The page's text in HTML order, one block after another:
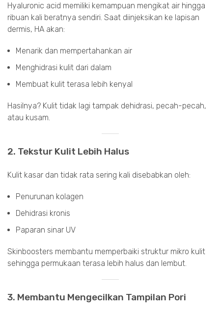
Hyaluronic acid memiliki kemampuan mengikat air hingga
ribuan kali beratnya sendiri. Saat diinjeksikan ke lapisan
dermis, HA akan:
Menarik dan mempertahankan air
Menghidrasi kulit dari dalam
Membuat kulit terasa lebih kenyal
Hasilnya? Kulit tidak lagi tampak dehidrasi, pecah-pecah,
atau kusam.
2. Tekstur Kulit Lebih Halus
Kulit kasar dan tidak rata sering kali disebabkan oleh:
Penurunan kolagen
Dehidrasi kronis
Paparan sinar UV
Skinboosters membantu memperbaiki struktur mikro kulit
sehingga permukaan terasa lebih halus dan lembut.
3. Membantu Mengecilkan Tampilan Pori